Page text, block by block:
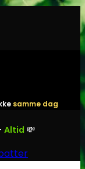
samme dag
Altid 💸